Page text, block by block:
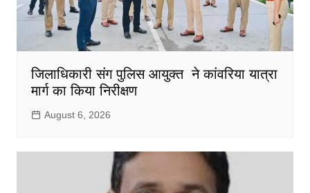
जिलाधिकारी संग पुलिस आयुक्त ने कांवरिया यात्रा
मार्ग का किया निरीक्षण
August 6, 2026